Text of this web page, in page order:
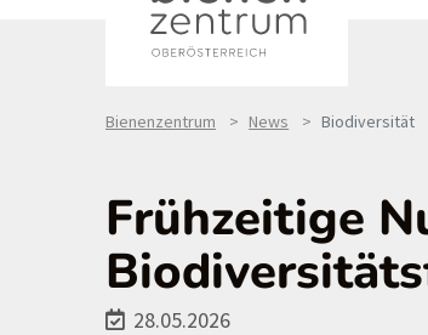
Bienenzentrum News Biodiversität
Frühzeitige
28.05.2026